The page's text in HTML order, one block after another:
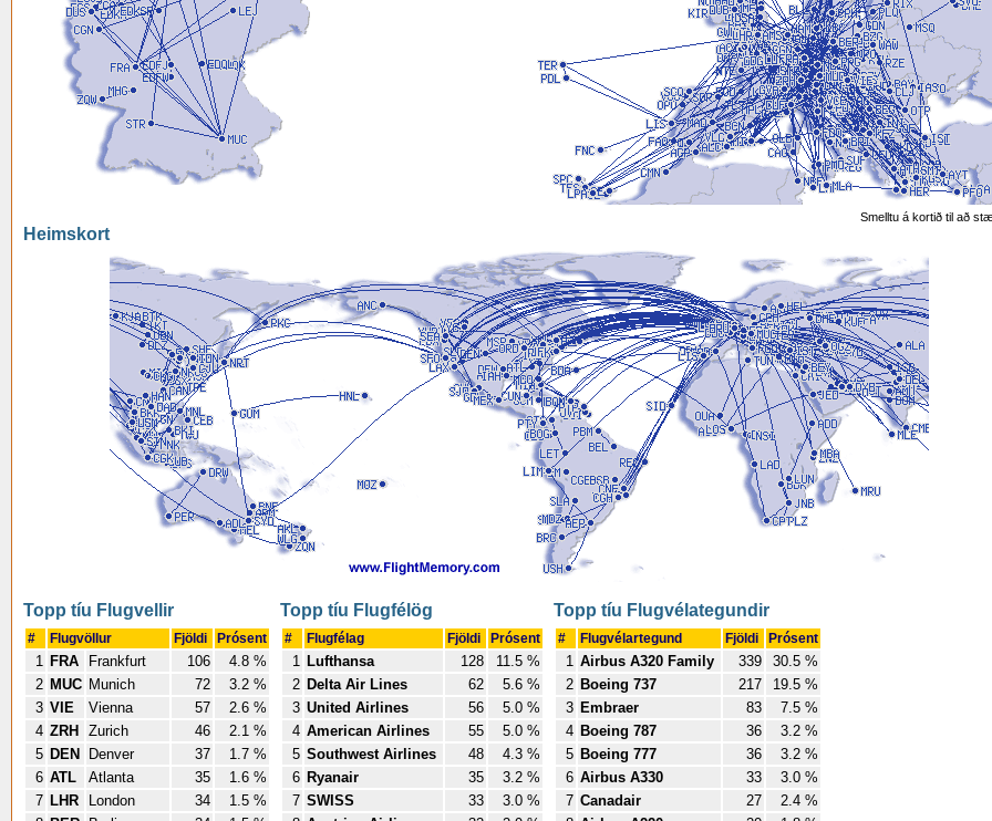
Smelltu á kortið til að
Heimskort
Topp tíu Flugvellir
# Flugvöllur Fjöldi Prósent
1 FRA Frankfurt 106
4.8 %
2 MUC Munich 72
3.2 %
3 VIE Vienna 57
2.6 %
4 ZRH Zurich 46
2.1 %
5 DEN Denver 37
1.7 %
6 ATL Atlanta 35
1.6 %
7 LHR London 34
1.5 %
Topp tíu Flugfélög
# Flugfélag Fjöldi Prósent
1 Lufthansa 128
11.5 %
2 Delta Air Lines 62
5.6 %
3 United Airlines 56
5.0 %
4 American Airlines 55
5.0 %
5 Southwest Airlines 48
4.3 %
6 Ryanair 35
3.2 %
7 SWISS 33
3.0 %
Topp tíu Flugvélategundir
# Flugvélartegund Fjöldi Prósent
1 Airbus A320 Family 339
30.5 %
2 Boeing 737 217
19.5 %
3 Embraer 83
7.5 %
4 Boeing 787 36
3.2 %
5 Boeing 777 36
3.2 %
6 Airbus A330 33
3.0 %
7 Canadair 27
2.4 %